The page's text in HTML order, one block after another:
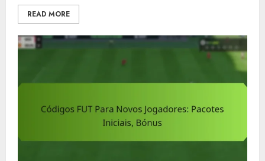
READ MORE